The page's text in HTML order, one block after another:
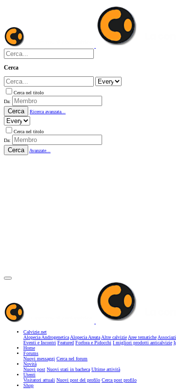
Cerca
Cerca nel titolo
Da:
Cerca Ricerca avanzata...
Cerca nel titolo
Da:
Cerca Avanzate...
Calvizie.net
Alopecia AndrogeneticaAlopecia AreataAltre calvizieAree tematiche
Eventi e Incontri Featured Forfora e Pidocchi I migliori prodotti anticalvizie
Home
Forums
Nuovi messaggi Cerca nel forum
Novità
Nuovi post Nuovi stati in bacheca Ultime attività
Utenti
Visitatori attuali Nuovi post del profilo Cerca post profilo
Shop